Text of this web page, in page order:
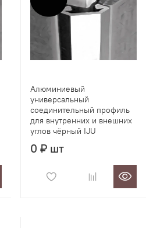
Алюминиевый
универсальный
соединительный профиль
для внутренних и внешних
углов чёрный IJU
0 ₽ шт